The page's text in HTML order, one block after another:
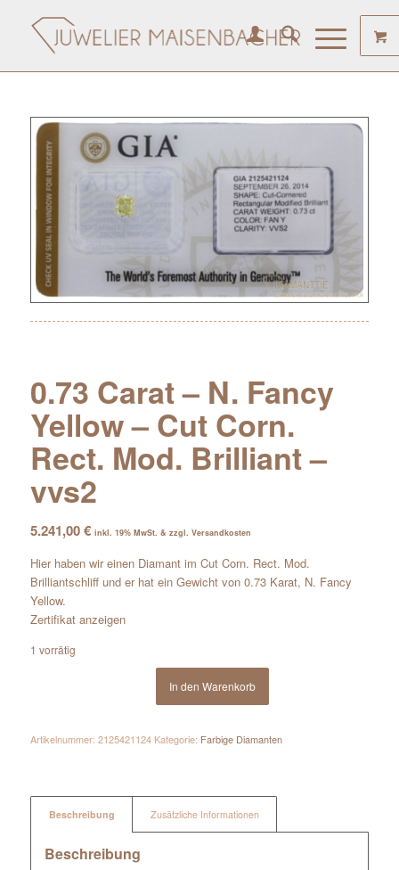
0.73 Carat – N. Fancy
Yellow – Cut Corn.
Rect. Mod. Brilliant –
vvs2
5.241,00€ inkl. 19% MwSt. & zzgl. Versandkosten
Hier haben wir einen Diamant im Cut Corn. Rect. Mod.
Brilliantschliff und er hat ein Gewicht von 0.73 Karat, N. Fancy
Yellow.
Zertifikat anzeigen
1 vorrätig
In den Warenkorb
Artikelnummer: 2125421124 Kategorie: Farbige Diamanten
Beschreibung Zusätzliche Informationen
Beschreibung